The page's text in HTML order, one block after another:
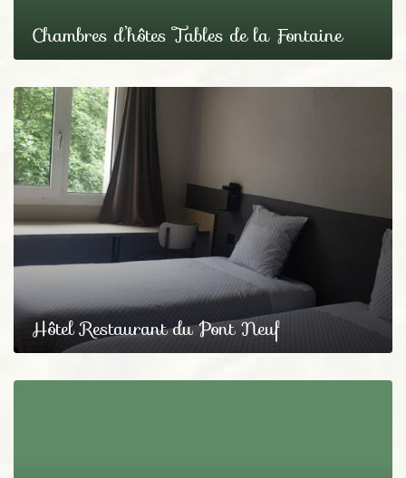
Chambres d’hôtes Tables de la Fontaine
Hôtel Restaurant du Pont Neuf